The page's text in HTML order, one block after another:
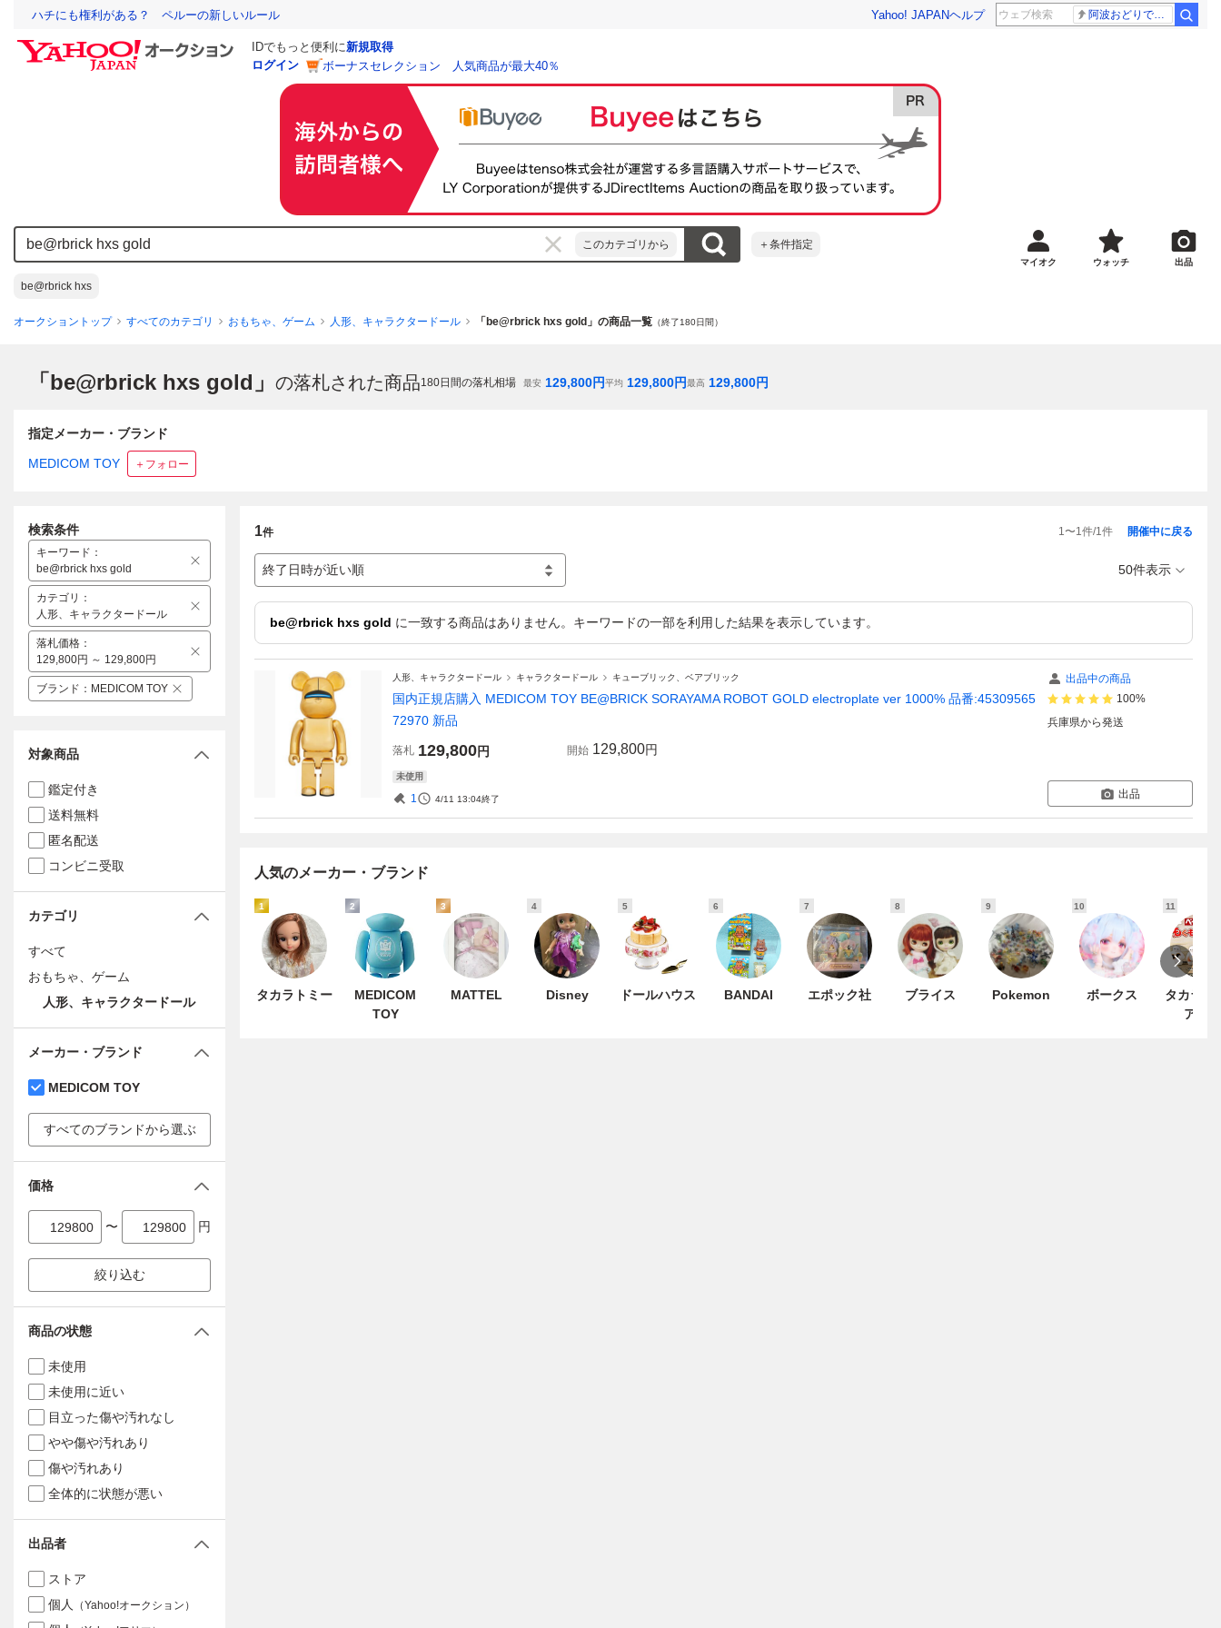
ハチにも権利がある？ ペルーの新しいルール Yahoo! JAPANヘルプ 阿波おどりで不適切な動画
IDでもっと便利に新規取得
ログイン
ボーナスセレクション 人気商品が最大40％
このカテゴリから ＋条件指定
be@rbrick hxs
マイオク ウォッチ 出品
オークショントップ すべてのカテゴリ おもちゃ、ゲーム 人形、キャラクタードール 「be@rbrick hxs gold」の商品一覧 （終了180日間）
「be@rbrick hxs gold」 の落札された商品180日間の落札相場 最安 129,800円平均 129,800円最高 129,800円
指定メーカー・ブランド
MEDICOM TOY ＋フォロー
1件 1〜1件/1件
終了日時が近い順
開催中に戻る
50件表示
be@rbrick hxs gold に一致する商品はありません。キーワードの一部を利用した結果を表示しています。
人形、キャラクタードール キャラクタードール キューブリック、ベアブリック
国内正規店購入 MEDICOM TOY BE@BRICK SORAYAMA ROBOT GOLD electroplate ver 1000% 品番:45309565
72970 新品
落札 129,800円 開始 129,800円
未使用
1 4/11 13:04終了
出品中の商品
100%
兵庫県から発送
出品
人気のメーカー・ブランド
1
タカラトミー
2
MEDICOM
TOY
3
MATTEL
4
Disney
5
ドールハウス
6
BANDAI
7
エポック社
8
ブライス
9
Pokemon
10
ボークス
11
タカラト
アーツ
検索条件
キーワード ：
be@rbrick hxs gold
カテゴリ ：
人形、キャラクタードール
落札価格 ：
129,800円 ～ 129,800円
ブランド ： MEDICOM TOY
対象商品
鑑定付き
送料無料
匿名配送
コンビニ受取
カテゴリ
すべて
おもちゃ、ゲーム
人形、キャラクタードール
メーカー・ブランド
MEDICOM TOY
すべてのブランドから選ぶ
価格
〜 円
絞り込む
商品の状態
未使用
未使用に近い
目立った傷や汚れなし
やや傷や汚れあり
傷や汚れあり
全体的に状態が悪い
出品者
ストア
個人
（Yahoo!オークション）